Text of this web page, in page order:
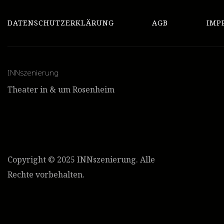
DATENSCHUTZERKLÄRUNG AGB
INNszenierung
Theater in & um Rosenheim
Copyright © 2025 INNszenierung. Alle
Rechte vorbehalten.